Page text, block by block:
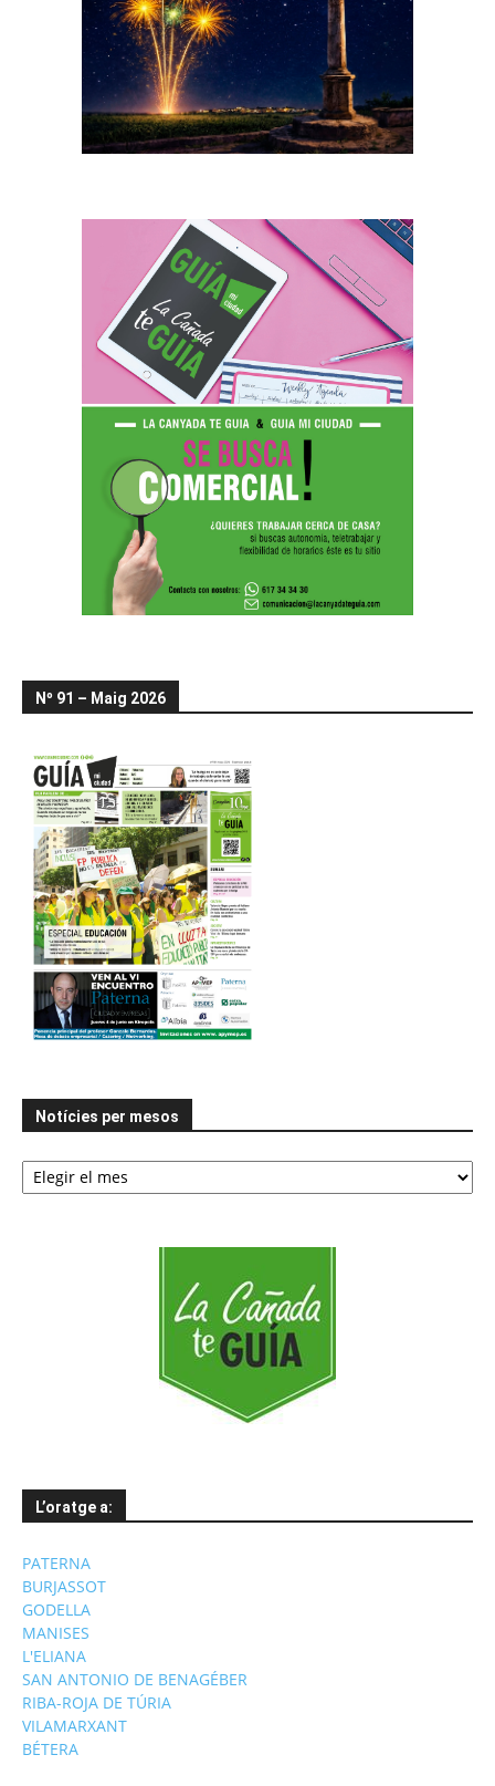
Nº 91 – Maig 2026
Notícies per mesos
Notícies
per
L’oratge a:
PATERNA
BURJASSOT
GODELLA
MANISES
L'ELIANA
SAN ANTONIO DE BENAGÉBER
RIBA-ROJA DE TÚRIA
VILAMARXANT
BÉTERA